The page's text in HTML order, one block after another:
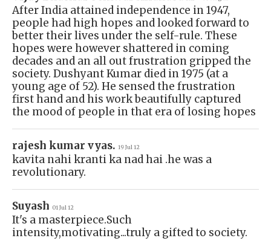
After India attained independence in 1947,
people had high hopes and looked forward to
better their lives under the self-rule. These
hopes were however shattered in coming
decades and an all out frustration gripped the
society. Dushyant Kumar died in 1975 (at a
young age of 52). He sensed the frustration
first hand and his work beautifully captured
the mood of people in that era of losing hopes
rajesh kumar vyas. 19 Jul 12
kavita nahi kranti ka nad hai .he was a
revolutionary.
Suyash 01 Jul 12
It's a masterpiece.Such
intensity,motivating...truly a gifted to society.